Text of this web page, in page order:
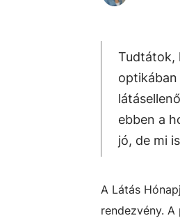
Tudtátok,
optikában
ebben a
jó, de mi
A Látás
rendezvény.